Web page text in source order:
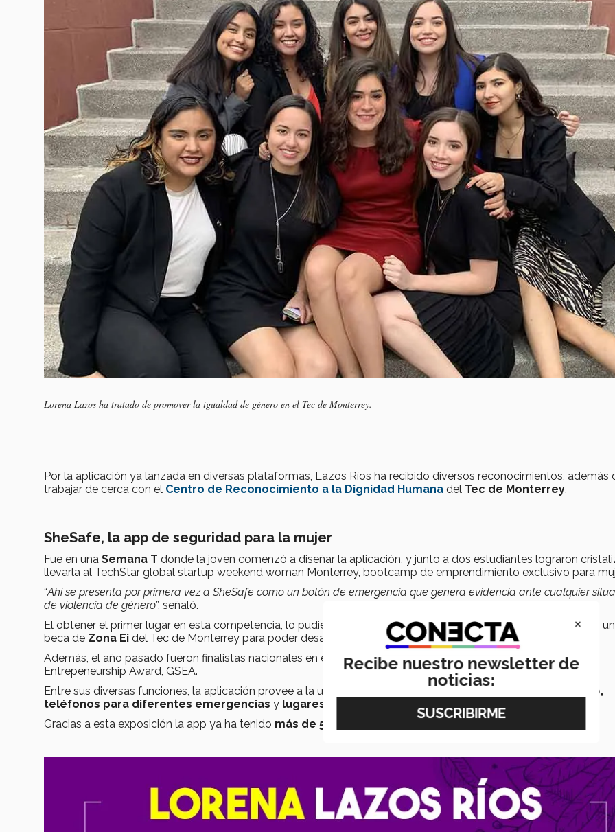
Lorena Lazos ha tratado de promover la igualdad de género en el Tec de Monterrey.
Por la aplicación ya lanzada en diversas plataformas, Lazos Ríos ha recibido diversos reconocimientos, además
trabajar de cerca con el Centro de Reconocimiento a la Dignidad Humana del Tec de Monterrey.
SheSafe, la app de seguridad para la mujer
Fue en una Semana T donde la joven comenzó a diseñar la aplicación, y junto a dos estudiantes lograron
llevarla al TechStar global startup weekend woman Monterrey, bootcamp de emprendimiento exclusivo para
“Ahí se presenta por primera vez a SheSafe como un botón de emergencia que genera evidencia ante cualquier
de violencia de género”, señaló.
El obtener el primer lugar en esta competencia, lo pudieron llevar a la edición mundial en Singapur, y recibieron
beca de Zona Ei del Tec de Monterrey para poder desarrollarla.
Además, el año pasado fueron finalistas nacionales en el Entreperneuship World Cup y en el Global Student
Entrepeneurship Award, GSEA.
Entre sus diversas funciones, la aplicación provee a la usuaria de una
guía en caso de situaciones de riego,
teléfonos para diferentes emergencias y lugares seguros
Gracias a esta exposición la app ya ha tenido más de 5mil descargas
×
Recibe nuestro newsletter de
noticias: